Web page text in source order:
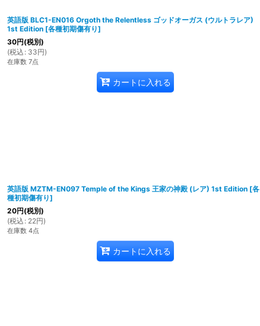
英語版 BLC1-EN016 Orgoth the Relentless ゴッドオーガス (ウルトラレア)
1st Edition [各種初期傷有り]
30円(税別)
(税込 : 33円)
在庫数 7点
カートに入れる
英語版 MZTM-EN097 Temple of the Kings 王家の神殿 (レア) 1st Edition [各
種初期傷有り]
20円(税別)
(税込 : 22円)
在庫数 4点
カートに入れる